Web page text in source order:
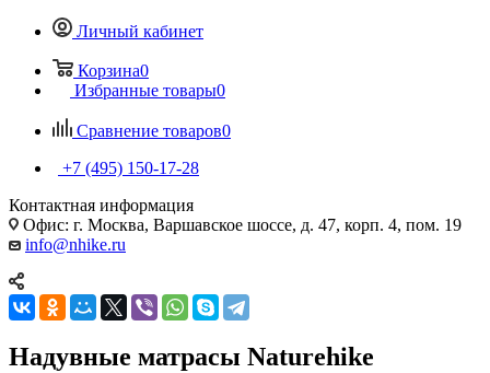
Личный кабинет
Корзина0
Избранные товары0
Сравнение товаров0
+7 (495) 150-17-28
Контактная информация
Офис: г. Москва, Варшавское шоссе, д. 47, корп. 4, пом. 19
info@nhike.ru
Надувные матрасы Naturehike